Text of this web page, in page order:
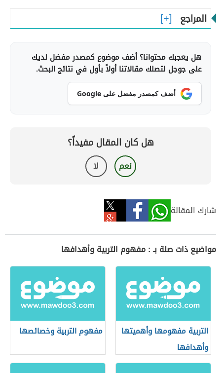
المراجع
هل يعجبك محتوانا؟ أضف موضوع كمصدر مفضل لديك
على جوجل لتصلك مقالاتنا أولاً بأول في نتائج البحث.
أضف كمصدر مفضل على Google
هل كان المقال مفيداً؟
نعم لا
شارك المقالة
مواضيع ذات صلة بـ : مفهوم التربية وأهدافها
التربية مفهومها وأهميتها
وأهدافها
مفهوم التربية وخصائصها